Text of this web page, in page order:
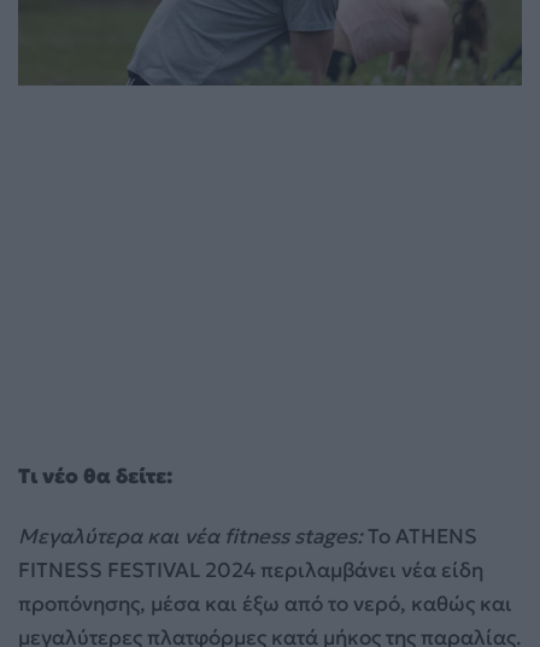
Τι νέο θα δείτε:
Μεγαλύτερα και νέα fitness stages:Το ATHENS
FITNESS FESTIVAL 2024 περιλαμβάνει νέα είδη
προπόνησης, μέσα και έξω από το νερό, καθώς και
μεγαλύτερες πλατφόρμες κατά μήκος της παραλίας.